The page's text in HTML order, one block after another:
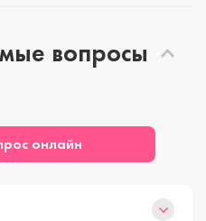
вопросы
онлайн